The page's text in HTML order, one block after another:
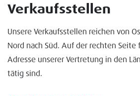
Verkaufsstellen
Unsere Verkaufsstellen reichen von
Nord nach Süd. Auf der rechten Seite
Adresse unserer Vertretung in den
tätig sind.